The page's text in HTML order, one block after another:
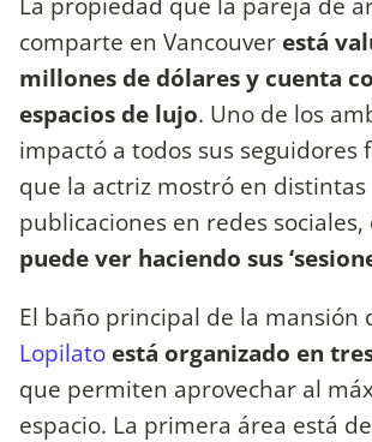
comparte en Vancouver está
millones de dólares y cuenta
espacios de lujo. Uno de los
impactó a todos sus seguidores
que la actriz mostró en distintas
publicaciones en redes sociales,
puede ver haciendo sus
El baño principal de la mansión
Lopilato está organizado en
que permiten aprovechar al
espacio. La primera área está